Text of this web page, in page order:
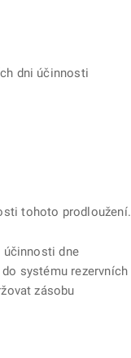
dni účinnosti
tohoto prodloužení.
účinnosti dne
systému rezervních
zásobu